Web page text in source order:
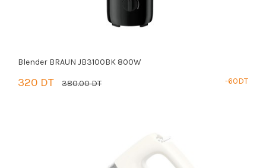
Blender BRAUN JB3100BK 800W
320 DT 380.00 DT -60DT
PANIER